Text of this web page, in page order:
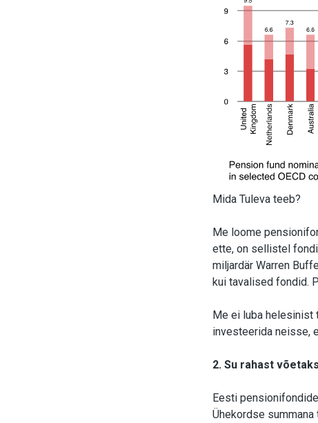
Mida Tuleva teeb?
Me loome
ette, on sellistel
miljardär Warren
kui tavalised fondid.
Me ei luba helesinist
investeerida neisse,
2. Su rahast
Eesti
Ühekordse